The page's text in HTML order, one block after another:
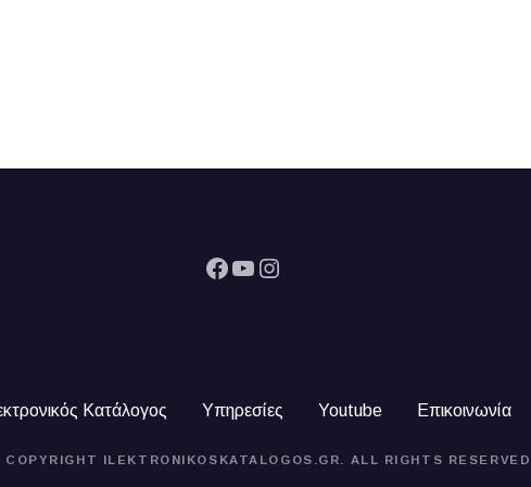
Facebook YouTube Instagram
Κατάλογος Υπηρεσίες Youtube Επικοινωνία
COPYRIGHT ILEKTRONIKOSKATALOGOS.GR. ALL RIGHTS RESERVED.